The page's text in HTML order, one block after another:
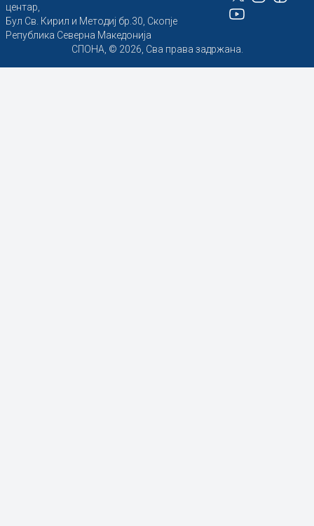
центар,
Бул Св. Кирил и Методиј бр.30, Скопје
Република Северна Македонија
СПОНА, © 2026, Сва права задржана.